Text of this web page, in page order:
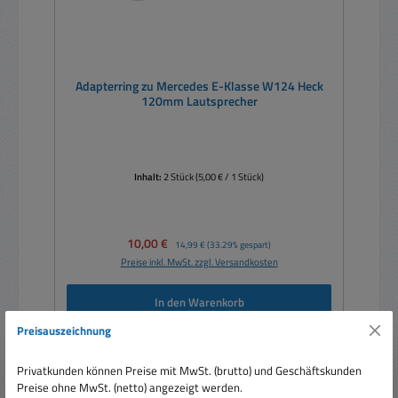
Adapterring zu Mercedes E-Klasse W124 Heck
120mm Lautsprecher
Inhalt:2 Stück(5,00 € / 1 Stück)
Verkaufspreis:
10,00 € Regulärer Preis:
14,99 € (33.29% gespart)
Preise inkl. MwSt. zzgl. Versandkosten
In den Warenkorb
Preisauszeichnung
Privatkunden können Preise mit MwSt. (brutto) und Geschäftskunden
Preise ohne MwSt. (netto) angezeigt werden.